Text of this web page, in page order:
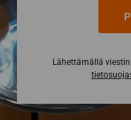
Lähettämällä